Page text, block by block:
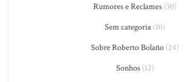
Rumores e Reclames (30)
Sem categoria (10)
Sobre Roberto Bolaño (24)
Sonhos(12)